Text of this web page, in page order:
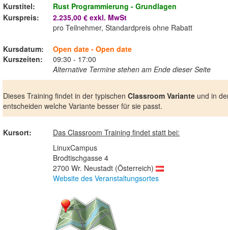
Kurstitel:
Rust Programmierung - Grundlagen
Kurspreis:
2.235,00 € exkl. MwSt
pro Teilnehmer, Standardpreis ohne Rabatt
Kursdatum:
Kurszeiten:
Open date - Open date
09:30 - 17:00
Alternative Termine stehen am Ende dieser Seite
Dieses Training findet in der typischen Classroom Variante und in
entscheiden welche Variante besser für sie passt.
Kursort:
Das Classroom Training findet statt bei:
LinuxCampus
Brodtischgasse 4
2700 Wr. Neustadt (Österreich)
Website des Veranstaltungsortes